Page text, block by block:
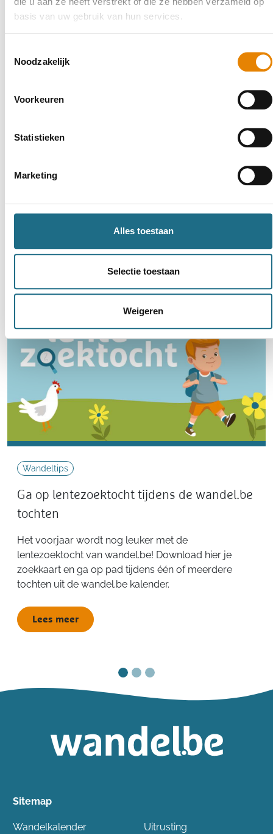
basis van uw gebruik van hun services.
Noodzakelijk
Voorkeuren
Statistieken
Marketing
Alles toestaan
Selectie toestaan
Weigeren
6 km 12 km
Heldergem (Haaltert), Oost-Vlaanderen
Neem deel
Wandeltips
Ga op lentezoektocht tijdens de wandel.be
tochten
Het voorjaar wordt nog leuker met de
lentezoektocht van wandel.be! Download hier je
zoekkaart en ga op pad tijdens één of meerdere
tochten uit de wandel.be kalender.
Lees meer
Sitemap
Wandelkalender
Uitrusting